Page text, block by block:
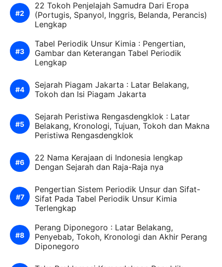
22 Tokoh Penjelajah Samudra Dari Eropa
(Portugis, Spanyol, Inggris, Belanda, Perancis)
Lengkap
Tabel Periodik Unsur Kimia : Pengertian,
Gambar dan Keterangan Tabel Periodik
Lengkap
Sejarah Piagam Jakarta : Latar Belakang,
Tokoh dan Isi Piagam Jakarta
Sejarah Peristiwa Rengasdengklok : Latar
Belakang, Kronologi, Tujuan, Tokoh dan Makna
Peristiwa Rengasdengklok
22 Nama Kerajaan di Indonesia lengkap
Dengan Sejarah dan Raja-Raja nya
Pengertian Sistem Periodik Unsur dan Sifat-
Sifat Pada Tabel Periodik Unsur Kimia
Terlengkap
Perang Diponegoro : Latar Belakang,
Penyebab, Tokoh, Kronologi dan Akhir Perang
Diponegoro